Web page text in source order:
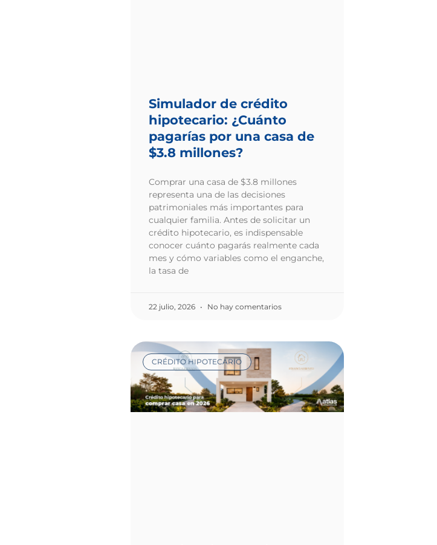
Simulador de crédito
hipotecario: ¿Cuánto
pagarías por una casa de
$3.8 millones?
Comprar una casa de $3.8 millones
representa una de las decisiones
patrimoniales más importantes para
cualquier familia. Antes de solicitar un
crédito hipotecario, es indispensable
conocer cuánto pagarás realmente cada
mes y cómo variables como el enganche,
la tasa de
22 julio, 2026 No hay comentarios
CRÉDITO HIPOTECARIO